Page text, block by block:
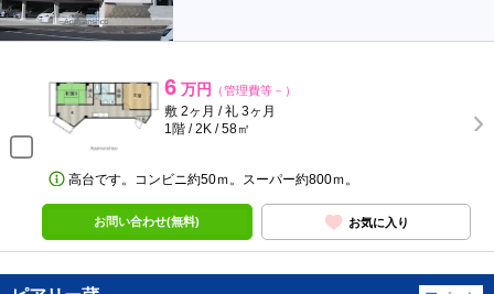
6 万円 （管理費等－）
敷 2ヶ月 / 礼 3ヶ月
1階 / 2K / 58㎡
高台です。コンビニ約50ｍ。スーパー約800ｍ。
お問い合わせ(無料) お気に入り